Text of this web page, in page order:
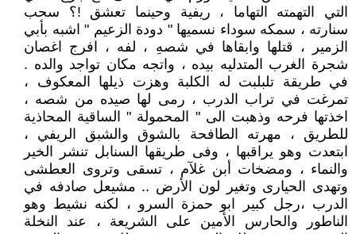
التي التهمته التهاما ، ريفية وحينما تعشق !؟ سحب
سنارته ، سمكه سوداء نسميها " دودة الزعيم " اشبه بأبي
الزمير ، قتلها وابقاها في شصهِ ، لفه ، افرج اغصان
شجرة الغرب المتدليه بيده ، واتجه مكان تواجد والده .
في طريقة تلبلبت له الكلبة وهزت ذيلها المعكوف ،
تمرغت في تراب الدرب ، رمى لها صيده من شصه ،
اخذتها فرحه وذهبت الى " المحمولة " الساقية المحاذية
للطريق ، مهرته الطافحة بالشوق والشبق الريفي ،
ابتعدت وهو يراقبها ، وفى طريقها السنابل تنشر الخير
والنماء ، ومضخات أبن غلآم ، تسقى وتروى العطشى
وتهدى الحيارى وتغير لون الأرض .. مشيعل صادفه في
الدرب ،رجل كبير ابو حمزة السرو ، لكنه نشيط وهو
الناطور والحارس الأمين على الشريعة ، عند النخلة